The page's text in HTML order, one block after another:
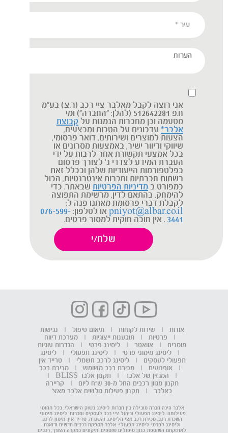
אני רוצה לקבל מאלבר ציי רכב (ר.צ.) בע"מ
ח.פ 512642281 (להלן: "החברה") ומי
מטעמה וכן מחברות הנמנות על קבוצת
אלבר* עדכונים על הטבות ומבצעים,
הצעות למוצרים ושירותים, דואר פרסומי,
שיווקי ודיוור ישיר, באמצעות מסרונים או
בכל אמצעי תקשורת אחר לרבות על ידי
העברת המידע לצדדי ג' לצורך פרסום
בפלטפורמות הייעודיות שלהן ובכלל זאת
רשתות חברתיות וחברות אינטרנטיות, הכול
כמפורט ב מדיניות הפרטיות שבאתר. כדי
להימחק, בהתאם לדין, מרשימת התפוצה
לקבלת דברי פרסומת מאתנו פנה ל:
pniyot@albar.co.il או לטלפון: 076-599-
3441 . אין חובה חוקית למסור פרטים.
אודות | שירות לקוחות | תיאום טיפול |
נגישות
|
פרטיות | תובענות ייצוגיות |
מערכת דיווח
מוסכים
| אוואטר | ליסינג פרטי |
הגדרות עוגיות
|
ליסינג מימוני פרטי | ליסינג תפעולי |
ליסינג
תפעולי לעסקים
| ליסינג לרכב חשמלי |
טרייד אין
|
אופנועים | מכירת רכב משומש |
מכירת רכב
|
המגזין של אלבר | תקנון אלבר BLISS
|
תקנון מגוון רכבים החל מ-30 ש"ח ליום
|
קריירה
באלבר
| תקנון פעילות גולשים אלבר מאצ'
אלבר הינה חברה מובילה בין חברות ליסינג בשוק הישראלי, בכל תחומי
פעילותה: ליסינג תפעולי וניהול ציי רכב לעסקים וחברות, ליסינג מימוני,
השכרת רכב, מכירת רכב מצי הליסינג והשכרה, טרייד אין, מימון לרכב
וליסינג לפרטי. ליסינג תפעולי- אלבר מספקת רכבים חדשים ודואגת
לאחזקתם השוטפת. כגון: טיפולים שוטפים, תיקונים במקרה הצורך, רכבים